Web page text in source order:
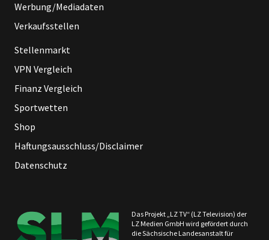
Werbung/Mediadaten
Verkaufsstellen
Stellenmarkt
VPN Vergleich
Finanz Vergleich
Sportwetten
Shop
Haftungsausschluss/Disclaimer
Datenschutz
Das Projekt „LZ TV“ (LZ Television) der
LZ Medien GmbH wird gefördert durch
die Sächsische Landesanstalt für